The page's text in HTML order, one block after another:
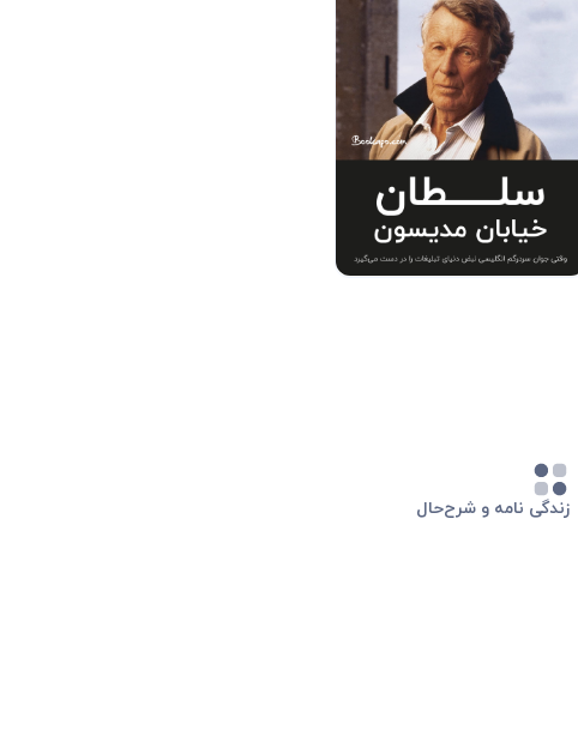
زندگی نامه و شرح‌حال